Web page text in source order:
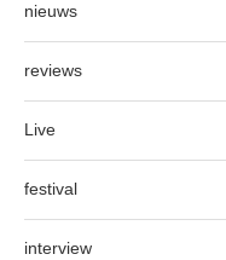
nieuws
reviews
Live
festival
interview